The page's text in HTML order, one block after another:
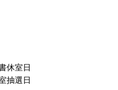
休室日
抽選日